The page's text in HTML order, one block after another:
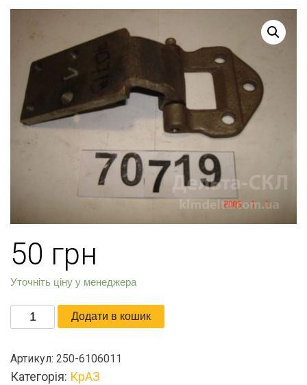
50 грн
Уточніть ціну у менеджера
Петля
двери
кількість
Додати в кошик
Артикул: 250-6106011
Категорія: КрАЗ